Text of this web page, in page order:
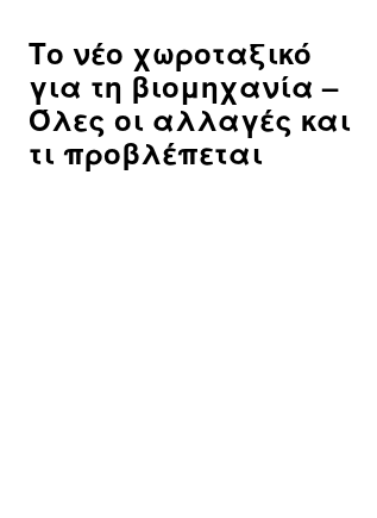
Το νέο χωροταξικό
για τη βιομηχανία –
Όλες οι αλλαγές και
τι προβλέπεται